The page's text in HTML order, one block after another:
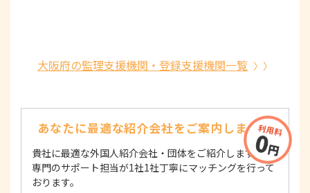
大阪府の監理支援機関・登録支援機関一覧
あなたに最適な紹介会社をご案内します！
貴社に最適な外国人紹介会社・団体をご紹介します！
専門のサポート担当が1社1社丁寧にマッチングを行って
おります。